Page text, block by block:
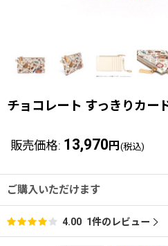
チョコレート すっきりカー
販売価格: 13,970 円 (税込)
ご購入いただけます
4.00 1件のレビュー